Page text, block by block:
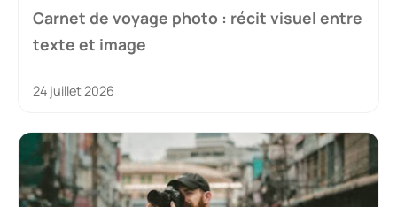
Carnet de voyage photo : récit visuel entre
texte et image
24 juillet 2026